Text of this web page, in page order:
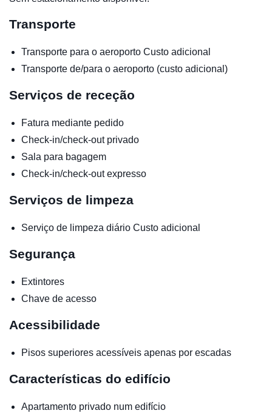
Transporte
Transporte para o aeroporto Custo adicional
Transporte de/para o aeroporto (custo adicional)
Serviços de receção
Fatura mediante pedido
Check-in/check-out privado
Sala para bagagem
Check-in/check-out expresso
Serviços de limpeza
Serviço de limpeza diário Custo adicional
Segurança
Extintores
Chave de acesso
Acessibilidade
Pisos superiores acessíveis apenas por escadas
Características do edifício
Apartamento privado num edifício